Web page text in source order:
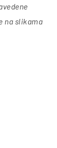
na slikama